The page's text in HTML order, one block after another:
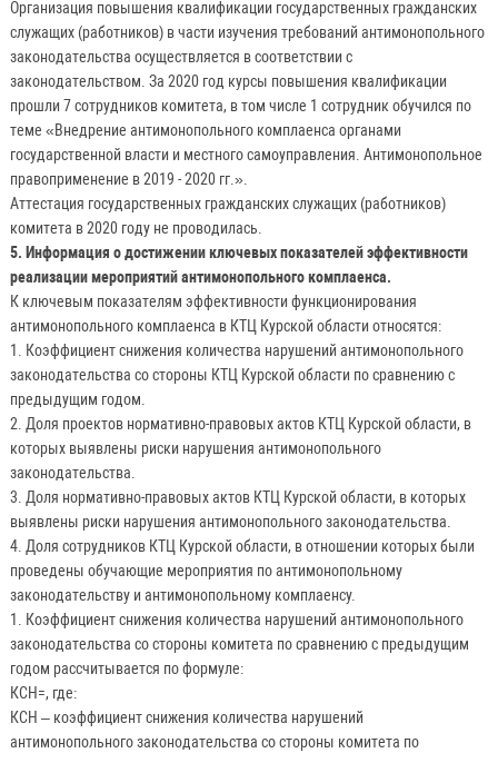
Организация повышения квалификации государственных гражданских
служащих (работников) в части изучения требований антимонопольного
законодательства осуществляется в соответствии с
законодательством. За 2020 год курсы повышения квалификации
прошли 7 сотрудников комитета, в том числе 1 сотрудник обучился по
теме «Внедрение антимонопольного комплаенса органами
государственной власти и местного самоуправления. Антимонопольное
правоприменение в 2019 - 2020 гг.».
Аттестация государственных гражданских служащих (работников)
комитета в 2020 году не проводилась.
5. Информация о достижении ключевых показателей эффективности
реализации мероприятий антимонопольного комплаенса.
К ключевым показателям эффективности функционирования
антимонопольного комплаенса в КТЦ Курской области относятся:
1. Коэффициент снижения количества нарушений антимонопольного
законодательства со стороны КТЦ Курской области по сравнению с
предыдущим годом.
2. Доля проектов нормативно-правовых актов КТЦ Курской области, в
которых выявлены риски нарушения антимонопольного
законодательства.
3. Доля нормативно-правовых актов КТЦ Курской области, в которых
выявлены риски нарушения антимонопольного законодательства.
4. Доля сотрудников КТЦ Курской области, в отношении которых были
проведены обучающие мероприятия по антимонопольному
законодательству и антимонопольному комплаенсу.
1. Коэффициент снижения количества нарушений антимонопольного
законодательства со стороны комитета по сравнению с предыдущим
годом рассчитывается по формуле:
КСН=, где:
КСН – коэффициент снижения количества нарушений
антимонопольного законодательства со стороны комитета по